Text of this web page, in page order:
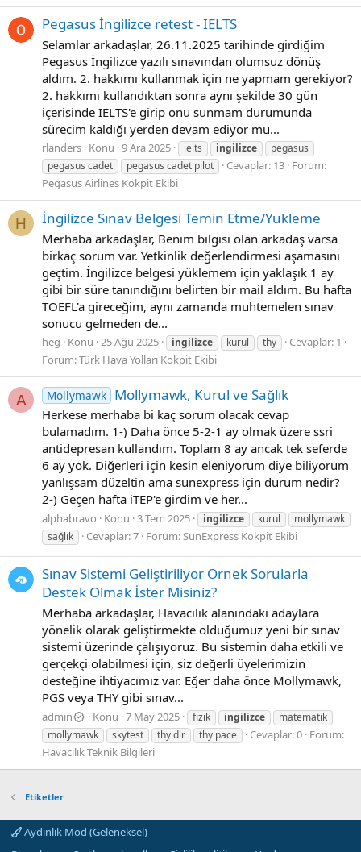
Pegasus İngilizce retest - IELTS
Selamlar arkadaşlar, 26.11.2025 tarihinde girdiğim
Pegasus İngilizce yazılı sınavından olumsuz dönüş
aldım. 2. hakkımı kullanmak için ne yapmam gerekiyor?
2. hakkımı kullandıktan sonra aynı şekilde 30 gün
içerisinde IELTS'e girip onu sunmam durumunda
sürecim kaldığı yerden devam ediyor mu...
rlanders Konu 9 Ara 2025 ielts ingilizce
pegasus
pegasus cadet
pegasus cadet pilot Cevaplar: 13 Forum:
Pegasus Airlines Kokpit Ekibi
H İngilizce Sınav Belgesi Temin Etme/Yükleme
Merhaba arkadaşlar, Benim bilgisi olan arkadaş varsa
birkaç sorum var. Yetkinlik değerlendirmesi aşamasını
geçtim. İngilizce belgesi yüklemem için yaklaşık 1 ay
gibi bir süre tanındığını belirten bir mail aldım. Bu hafta
TOEFL'a gireceğim, aynı zamanda muhtemelen sınav
sonucu gelmeden de...
heg Konu 25 Ağu 2025 ingilizce kurul thy
Cevaplar: 1
Forum:Türk Hava Yolları Kokpit Ekibi
A Mollymawk Mollymawk, Kurul ve Sağlık
Herkese merhaba bi kaç sorum olacak cevap
bulamadım. 1-) Daha önce 5-2-1 ay olmak üzere ssri
antidepresan kullandım. Toplam 8 ay ancak tek seferde
6 ay yok. Diğerleri için kesin eleniyorum diye biliyorum
yanlışsam düzeltin ama sunexpress için durum nedir?
2-) Geçen hafta iTEP'e girdim ve her...
alphabravo Konu 3 Tem 2025 ingilizce kurul
mollymawk
sağlık
Cevaplar: 7 Forum:SunExpress Kokpit Ekibi
Sınav Sistemi Geliştiriliyor Örnek Sorularla
Destek Olmak İster Misiniz?
Merhaba arkadaşlar, Havacılık alanındaki adaylara
yönelik olarak geliştirmekte olduğumuz yeni bir sınav
sistemi üzerinde çalışıyoruz. Bu sistemin daha etkili ve
gerçekçi olabilmesi için, siz değerli üyelerimizin
desteğine ihtiyacımız var. Eğer daha önce Mollymawk,
PGS veya THY gibi sınav...
admin Konu 7 May 2025 fizik ingilizce
matematik
mollymawk
skytest thy dlr thy pace Cevaplar: 0 Forum:
Havacılık Teknik Bilgileri
Etiketler
Aydınlık Mod (Geleneksel)